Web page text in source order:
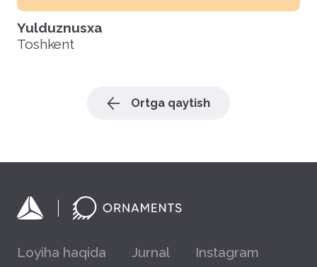
Yulduznusxa
Toshkent
Ortga qaytish
Loyiha haqida Jurnal Instagram